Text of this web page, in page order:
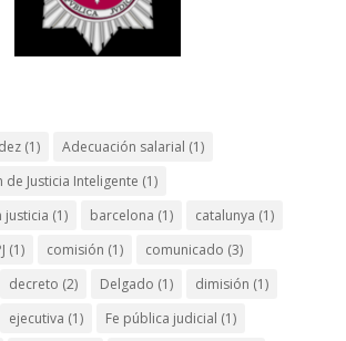
(1) Adecuación salarial (1)
Justicia Inteligente (1)
justicia (1) barcelona (1) catalunya (1)
(1) comisión (1) comunicado (3)
decreto (2) Delgado (1) dimisión (1)
ejecutiva (1) Fe pública judicial (1)